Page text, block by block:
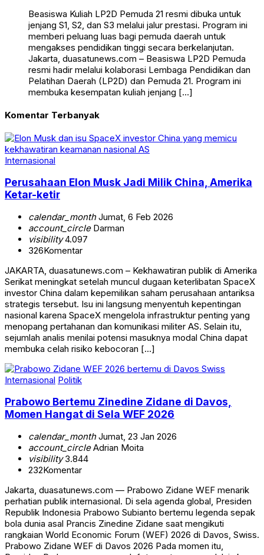
Beasiswa Kuliah LP2D Pemuda 21 resmi dibuka untuk
jenjang S1, S2, dan S3 melalui jalur prestasi. Program ini
memberi peluang luas bagi pemuda daerah untuk
mengakses pendidikan tinggi secara berkelanjutan.
Jakarta, duasatunews.com – Beasiswa LP2D Pemuda
resmi hadir melalui kolaborasi Lembaga Pendidikan dan
Pelatihan Daerah (LP2D) dan Pemuda 21. Program ini
membuka kesempatan kuliah jenjang […]
Komentar Terbanyak
Internasional
Perusahaan Elon Musk Jadi Milik China, Amerika
Ketar-ketir
calendar_monthJumat, 6 Feb 2026
account_circleDarman
visibility4.097
326Komentar
JAKARTA, duasatunews.com – Kekhawatiran publik di Amerika
Serikat meningkat setelah muncul dugaan keterlibatan SpaceX
investor China dalam kepemilikan saham perusahaan antariksa
strategis tersebut. Isu ini langsung menyentuh kepentingan
nasional karena SpaceX mengelola infrastruktur penting yang
menopang pertahanan dan komunikasi militer AS. Selain itu,
sejumlah analis menilai potensi masuknya modal China dapat
membuka celah risiko kebocoran […]
Internasional Politik
Prabowo Bertemu Zinedine Zidane di Davos,
Momen Hangat di Sela WEF 2026
calendar_monthJumat, 23 Jan 2026
account_circleAdrian Moita
visibility3.844
232Komentar
Jakarta, duasatunews.com — Prabowo Zidane WEF menarik
perhatian publik internasional. Di sela agenda global, Presiden
Republik Indonesia Prabowo Subianto bertemu legenda sepak
bola dunia asal Prancis Zinedine Zidane saat mengikuti
rangkaian World Economic Forum (WEF) 2026 di Davos, Swiss.
Prabowo Zidane WEF di Davos 2026 Pada momen itu,